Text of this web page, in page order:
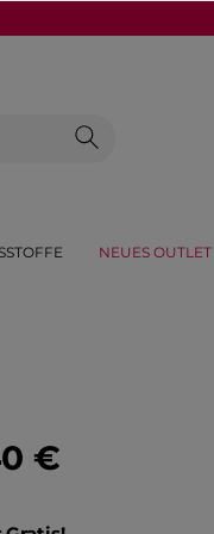
NEUES OUTLET
€